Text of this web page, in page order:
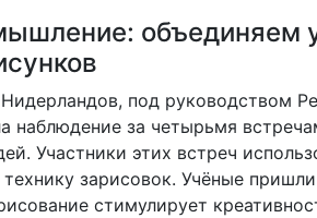
объединяем
под руководством
наблюдение за четырьмя
Участники этих встреч
зарисовок. Учёные
стимулирует